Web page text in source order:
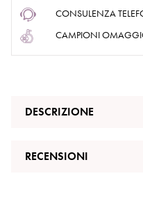
CONSULENZA
CAMPIONI
DESCRIZIONE
RECENSIONI